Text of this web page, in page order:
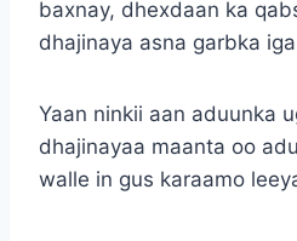
baxnay, dhexdaan ka
dhajinaya asna garbka
Yaan ninkii aan aduunka
dhajinayaa maanta oo
walle in gus karaamo